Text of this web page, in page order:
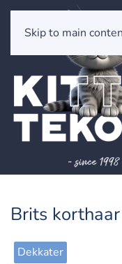
Skip to main
Brits
Dekkater